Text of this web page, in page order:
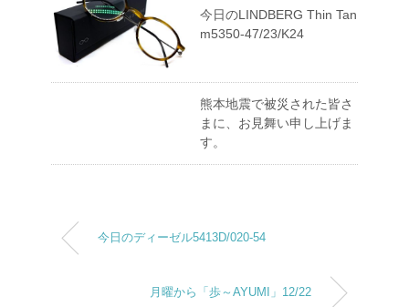
今日のLINDBERG Thin Tan
m5350-47/23/K24
熊本地震で被災された皆さ
まに、お見舞い申し上げま
す。
今日のディーゼル5413D/020-54
月曜から「歩～AYUMI」12/22